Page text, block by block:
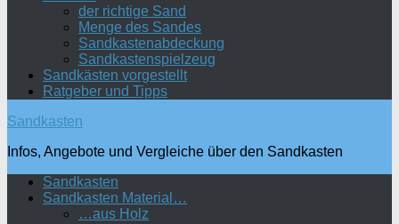
der richtige Sand
Menge des Sandes
Sandkastenabdeckung
Sandkastenspielzeug
Sandkästen vorgestellt
Ratgeber und Tipps
Sandkasten
Infos, Angebote und Vergleiche über den Sandkasten
Sandkasten
Sandkasten Material…
…aus Holz